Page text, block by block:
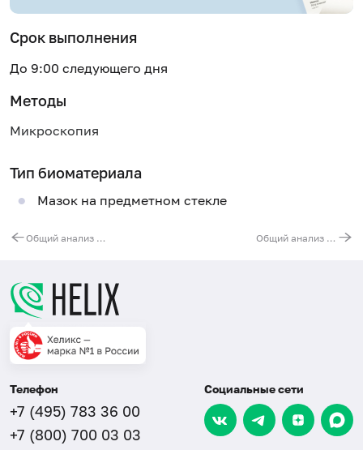
Срок выполнения
До 9:00 следующего дня
Методы
Микроскопия
Тип биоматериала
Мазок на предметном стекле
Общий анализ крови (без лейкоцитарной формулы и СОЭ) Общий анализ мокроты
Телефон
+7 (495) 783 36 00
+7 (800) 700 03 03
Социальные сети